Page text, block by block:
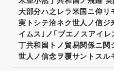
大部分ハ之レラ米国ニ仰リ
実トシテ洽ネク世人ノ信ジ
イムス｣ノ｢ブエノスアイ
丁共和国トノ貿易関係ニ関
世人ノ信念ヲ覆サントスル